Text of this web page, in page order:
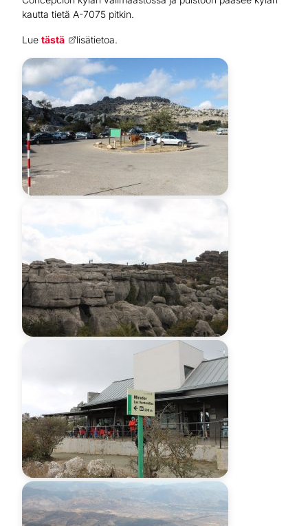
kautta tietä A-7075 pitkin.
Lue tästä lisätietoa.